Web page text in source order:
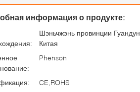
информация о продукте:
Шэньчжэнь провинции Гуандун
Китая
Phenson
CE,ROHS